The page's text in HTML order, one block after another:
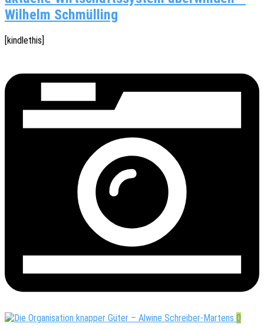
Wilhelm Schmülling
[kindle­this]
0